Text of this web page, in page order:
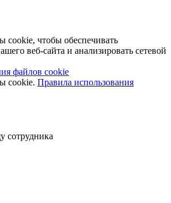
чтобы обеспечивать
веб-сайта и анализировать сетевой
файлов cookie
cookie. Правила использования
сотрудника